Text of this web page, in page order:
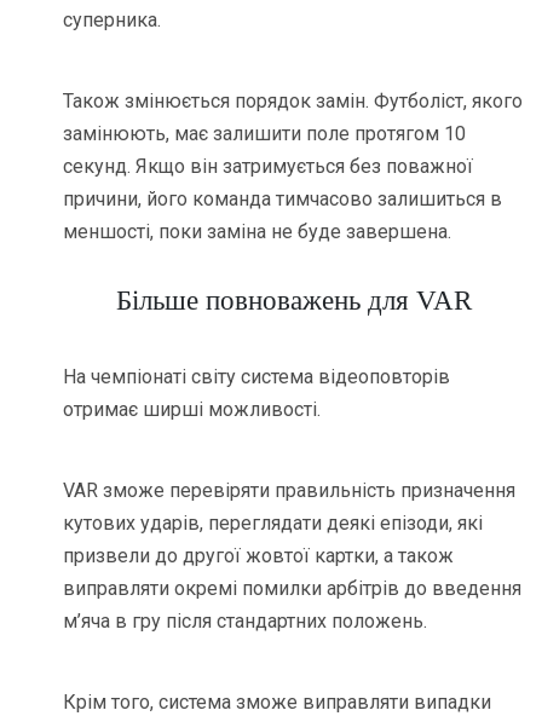
суперника.
Також змінюється порядок замін. Футболіст, якого
замінюють, має залишити поле протягом 10
секунд. Якщо він затримується без поважної
причини, його команда тимчасово залишиться в
меншості, поки заміна не буде завершена.
Більше повноважень для VAR
На чемпіонаті світу система відеоповторів
отримає ширші можливості.
VAR зможе перевіряти правильність призначення
кутових ударів, переглядати деякі епізоди, які
призвели до другої жовтої картки, а також
виправляти окремі помилки арбітрів до введення
м’яча в гру після стандартних положень.
Крім того, система зможе виправляти випадки